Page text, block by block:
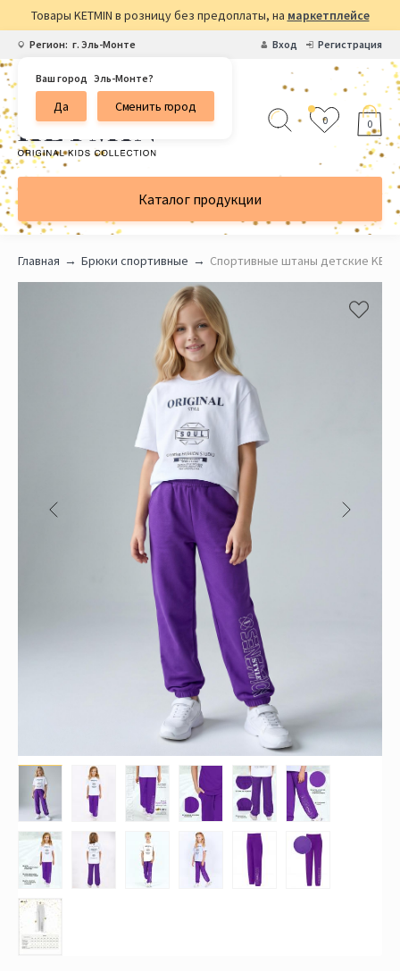
Товары KETMIN в розницу без предоплаты, на маркетплейсе
Регион: г. Эль-Монте
Ваш город Эль-Монте?
Да Сменить город
Вход Регистрация
0 0
Каталог продукции
Главная Брюки спортивные Спортивные штаны детские